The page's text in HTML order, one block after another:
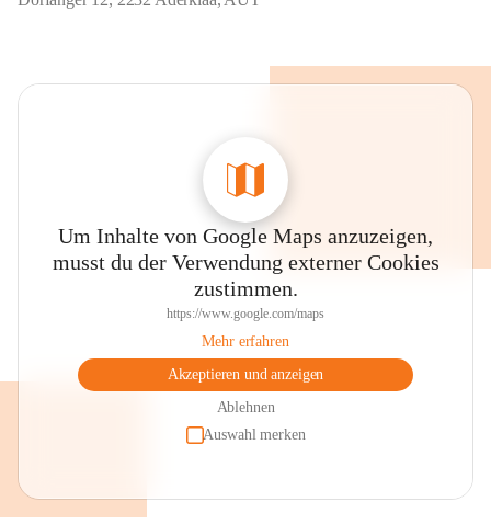
Um Inhalte von Google Maps anzuzeigen,
musst du der Verwendung externer Cookies
zustimmen.
https://www.google.com/maps
Mehr erfahren
Akzeptieren und anzeigen
Ablehnen
Auswahl merken